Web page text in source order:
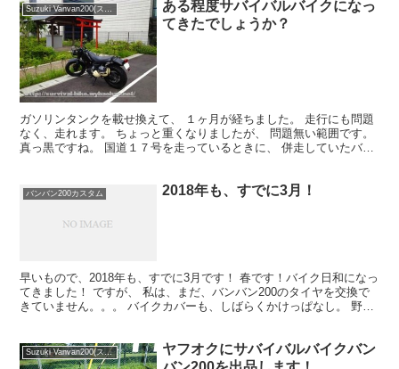
Suzuki Vanvan200(スズキ バンバン200)
ある程度サバイバルバイクになっ
てきたでしょうか？
ガソリンタンクを載せ換えて、 １ヶ月が経ちました。 走行にも問題
なく、走れます。 ちょっと重くなりましたが、 問題無い範囲です。
真っ黒ですね。 国道１７号を走っているときに、 併走していたバイ
バンバン200カスタム 2018年も、すでに3月！
早いもので、2018年も、すでに3月です！ 春です！バイク日和になっ
てきました！ ですが、 私は、まだ、バンバン200のタイヤを交換で
きていません。。。 バイクカバーも、しばらくかけっぱなし。 野良
Suzuki Vanvan200(スズキ バンバン200)
ヤフオクにサバイバルバイクバン